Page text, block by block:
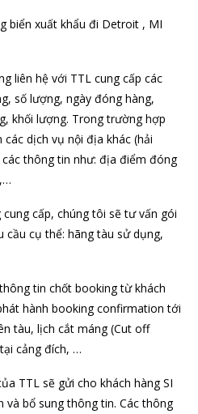
biển xuất khẩu đi Detroit , MI
liên hệ với TTL cung cấp các
số lượng, ngày đóng hàng,
khối lượng. Trong trường hợp
dịch vụ nội địa khác (hải
thông tin như: địa điểm đóng
cấp, chúng tôi sẽ tư vấn gói
cầu cụ thể: hãng tàu sử dụng,
tin chốt booking từ khách
hành booking confirmation tới
tàu, lịch cắt máng (Cut off
cảng đích, …
TTL sẽ gửi cho khách hàng SI
và bổ sung thông tin. Các thông